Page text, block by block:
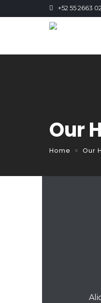
+52 55 2663
Our
Home Our